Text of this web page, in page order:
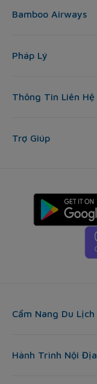
Bamboo Airways
Pháp Lý
Thông Tin Liên Hệ
Trợ Giúp
Cẩm Nang Du Lịch
Hành Trình Nội Địa